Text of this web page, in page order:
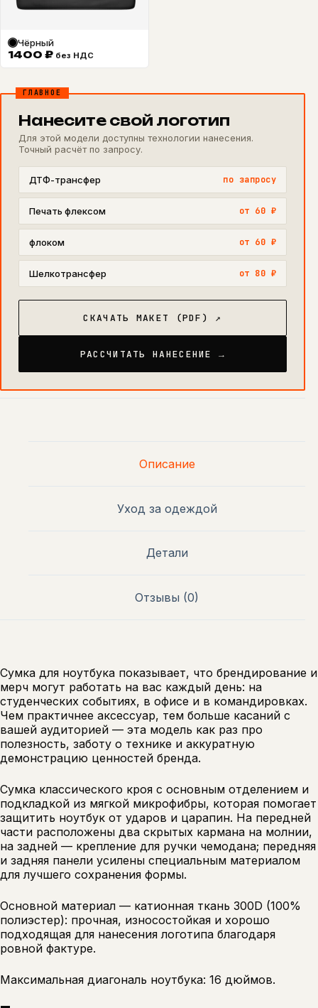
Чёрный
1400 ₽ без НДС
ГЛАВНОЕ
Нанесите свой логотип
Для этой модели доступны технологии нанесения.
Точный расчёт по запросу.
ДТФ-трансфер по запросу
Печать флексом от 60 ₽
флоком от 60 ₽
Шелкотрансфер от 80 ₽
СКАЧАТЬ МАКЕТ (PDF) ↗
РАССЧИТАТЬ НАНЕСЕНИЕ →
Описание
Уход за одеждой
Детали
Отзывы (0)
Сумка для ноутбука показывает, что брендирование и
мерч могут работать на вас каждый день: на
студенческих событиях, в офисе и в командировках.
Чем практичнее аксессуар, тем больше касаний с
вашей аудиторией — эта модель как раз про
полезность, заботу о технике и аккуратную
демонстрацию ценностей бренда.
Сумка классического кроя с основным отделением и
подкладкой из мягкой микрофибры, которая помогает
защитить ноутбук от ударов и царапин. На передней
части расположены два скрытых кармана на молнии,
на задней — крепление для ручки чемодана; передняя
и задняя панели усилены специальным материалом
для лучшего сохранения формы.
Основной материал — катионная ткань 300D (100%
полиэстер): прочная, износостойкая и хорошо
подходящая для нанесения логотипа благодаря
ровной фактуре.
Максимальная диагональ ноутбука: 16 дюймов.